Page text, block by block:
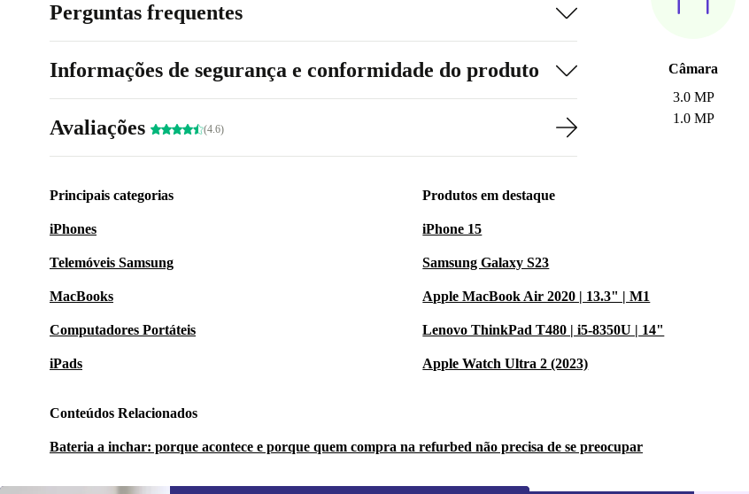
Câmara
3.0 MP
1.0 MP
Perguntas frequentes
Informações de segurança e conformidade do produto
Avaliações (4.6)
Principais categorias
iPhones
Telemóveis Samsung
MacBooks
Computadores Portáteis
iPads
Produtos em destaque
iPhone 15
Samsung Galaxy S23
Apple MacBook Air 2020 | 13.3" | M1
Lenovo ThinkPad T480 | i5-8350U | 14"
Apple Watch Ultra 2 (2023)
Conteúdos Relacionados
Bateria a inchar: porque acontece e porque quem compra na refurbed não precisa de se preocupar